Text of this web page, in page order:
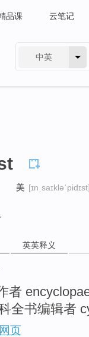
品课 云笔记
中英
美
英英释义
者
全书编辑者
页